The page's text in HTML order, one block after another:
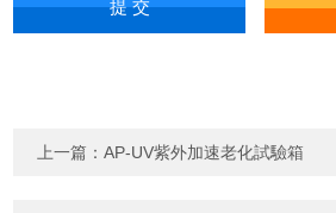
上一篇：AP-UV紫外加速老化試驗箱